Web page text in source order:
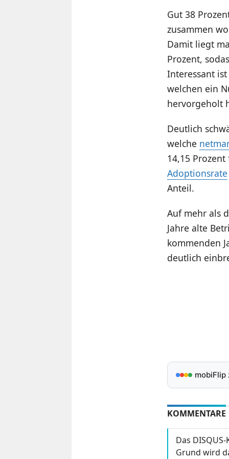
Gut 38
zusammen
Damit liegt
Prozent,
Interessant
welchen ein
hervorgeholt
Deutlich
welche
14,15
Adoptionsrate
Anteil.
Auf mehr als
Jahre alte
kommenden
deutlich
mobiFlip
KOMMENTARE
Das
Grund wird